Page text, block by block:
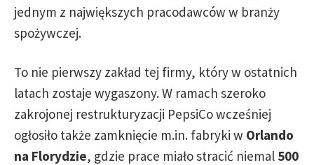
jednym z największych pracodawców w branży
spożywczej.
To nie pierwszy zakład tej firmy, który w ostatnich
latach zostaje wygaszony. W ramach szeroko
zakrojonej restrukturyzacji PepsiCo wcześniej
ogłosiło także zamknięcie m.in. fabryki w Orlando
na Florydzie, gdzie prace miało stracić niemal 500